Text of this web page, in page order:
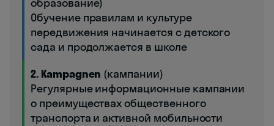
образование)
Обучение правилам и культуре
передвижения начинается с детского
сада и продолжается в школе
2. Kampagnen (кампании)
Регулярные информационные кампании
о преимуществах общественного
транспорта и активной мобильности